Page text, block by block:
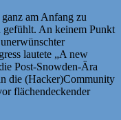
am Anfang zu
An keinem Punkt
lautete „A new
Post-Snowden-Ära
die (Hacker)Community
flächendeckender